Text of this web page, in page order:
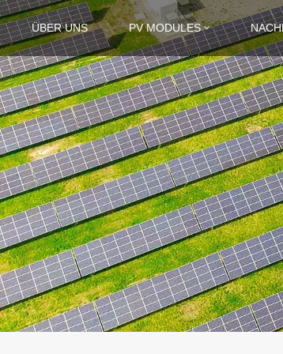
ÜBER UNS PV MODULES